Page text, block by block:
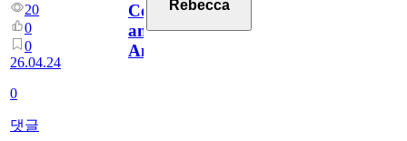
20
0
0
26.04.24
0
댓글
Coverage
and
Analysis
Rebecca